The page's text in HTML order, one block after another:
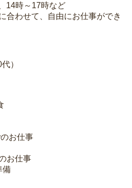
14時～17時など
合わせて、自由にお仕事ができ
）
お仕事
お仕事
備